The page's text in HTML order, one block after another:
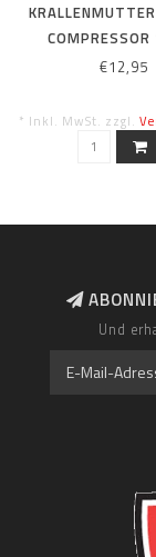
CARBON€12,95
* Inkl. MwSt. zzgl.
Und